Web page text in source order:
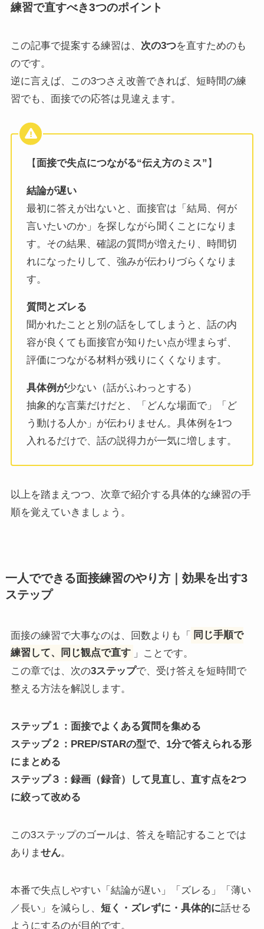
練習で直すべき3つのポイント
この記事で提案する練習は、 次の3つを直すためのも
のです。
逆に言えば、この3つさえ改善できれば、短時間の練
習でも、面接での応答は見違えます。
【面接で失点につながる“伝え方のミス” 】
結論が遅い
最初に答えが出ないと、面接官は「結局、何が
言いたいのか」を探しながら聞くことになりま
す。その結果、確認の質問が増えたり、時間切
れになったりして、強みが伝わりづらくなりま
す。
質問とズレる
聞かれたことと別の話をしてしまうと、話の内
容が良くても面接官が知りたい点が埋まらず、
評価につながる材料が残りにくくなります。
具体例が少ない（話がふわっとする）
抽象的な言葉だけだと、「どんな場面で」「ど
う動ける人か」が伝わりません。具体例を1つ
入れるだけで、話の説得力が一気に増します。
以上を踏まえつつ、次章で紹介する具体的な練習の手
順を覚えていきましょう。
一人でできる面接練習のやり方｜効果を出す3
ステップ
面接の練習で大事なのは、回数よりも「
同じ手順で
練習して、同じ観点で直す 」ことです。
この章では、次の3ステップで、受け答えを短時間で
整える方法を解説します。
ステップ１：面接でよくある質問を集める
ステップ２：PREP/STARの型で、1分で答えられる形
にまとめる
ステップ３：録画（録音）して見直し、直す点を2つ
に絞って改める
この3ステップのゴールは、答えを暗記することでは
ありま せん。
本番で失点しやすい「結論が遅い」「ズレる」「薄い
／長い」を減らし、 短く・ズレずに・具体的に話せる
ようにするのが目的です。